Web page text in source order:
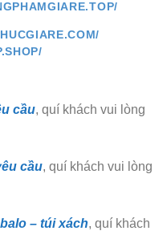
/
cầu, quí khách vui lòng
cầu, quí khách vui lòng
– túi xách, quí khách